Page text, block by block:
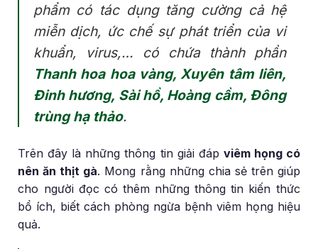
phẩm có tác dụng tăng cường cả hệ
miễn dịch, ức chế sự phát triển của vi
khuẩn, virus,… có chứa thành phần
Thanh hoa hoa vàng, Xuyên tâm liên,
Đinh hương, Sài hồ, Hoàng cầm, Đông
trùng hạ thảo.
Trên đây là những thông tin giải đáp viêm họng có
nên ăn thịt gà. Mong rằng những chia sẻ trên giúp
cho người đọc có thêm những thông tin kiến thức
bổ ích, biết cách phòng ngừa bệnh viêm họng hiệu
quả.